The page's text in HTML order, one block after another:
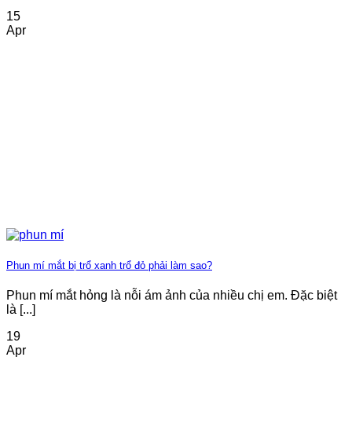
15
Apr
Phun mí mắt bị trổ xanh trổ đỏ phải làm sao?
Phun mí mắt hỏng là nỗi ám ảnh của nhiều chị em. Đặc biệt
là [...]
19
Apr